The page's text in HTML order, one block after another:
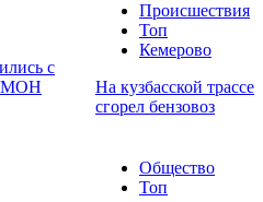
с
Происшествия
Топ
Кемерово
На кузбасской трассе
сгорел бензовоз
Общество
Топ